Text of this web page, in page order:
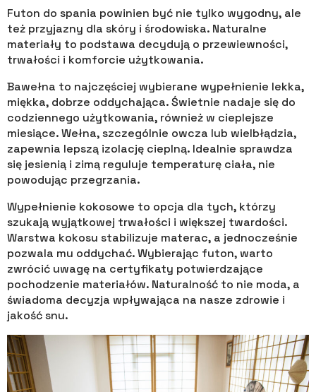
Futon do spania powinien być nie tylko wygodny, ale
też przyjazny dla skóry i środowiska. Naturalne
materiały to podstawa decydują o przewiewności,
trwałości i komforcie użytkowania.
Bawełna to najczęściej wybierane wypełnienie lekka,
miękka, dobrze oddychająca. Świetnie nadaje się do
codziennego użytkowania, również w cieplejsze
miesiące. Wełna, szczególnie owcza lub wielbłądzia,
zapewnia lepszą izolację cieplną. Idealnie sprawdza
się jesienią i zimą reguluje temperaturę ciała, nie
powodując przegrzania.
Wypełnienie kokosowe to opcja dla tych, którzy
szukają wyjątkowej trwałości i większej twardości.
Warstwa kokosu stabilizuje materac, a jednocześnie
pozwala mu oddychać. Wybierając futon, warto
zwrócić uwagę na certyfikaty potwierdzające
pochodzenie materiałów. Naturalność to nie moda, a
świadoma decyzja wpływająca na nasze zdrowie i
jakość snu.